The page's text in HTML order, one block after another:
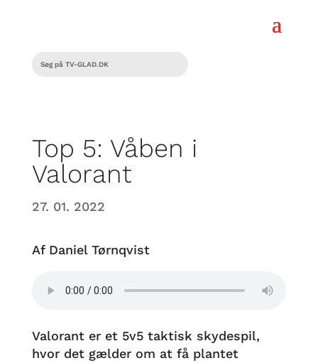
Top 5: Våben i
Valorant
27. 01. 2022
Af Daniel Tørnqvist
Valorant er et 5v5 taktisk skydespil,
hvor det gælder om at få plantet